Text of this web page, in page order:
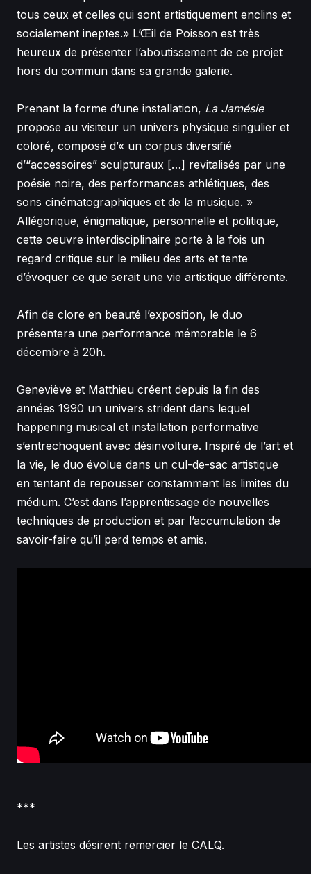
tous ceux et celles qui sont artistiquement enclins et
socialement ineptes.» L’Œil de Poisson est très
heureux de présenter l’aboutissement de ce projet
hors du commun dans sa grande galerie.
Prenant la forme d’une installation, La Jamésie
propose au visiteur un univers physique singulier et
coloré, composé d’« un corpus diversifié
d’“accessoires” sculpturaux […] revitalisés par une
poésie noire, des performances athlétiques, des
sons cinématographiques et de la musique. »
Allégorique, énigmatique, personnelle et politique,
cette oeuvre interdisciplinaire porte à la fois un
regard critique sur le milieu des arts et tente
d’évoquer ce que serait une vie artistique différente.
Afin de clore en beauté l’exposition, le duo
présentera une performance mémorable le 6
décembre à 20h.
Geneviève et Matthieu créent depuis la fin des
années 1990 un univers strident dans lequel
happening musical et installation performative
s’entrechoquent avec désinvolture. Inspiré de l’art et
la vie, le duo évolue dans un cul-de-sac artistique
en tentant de repousser constamment les limites du
médium. C’est dans l’apprentissage de nouvelles
techniques de production et par l’accumulation de
savoir-faire qu’il perd temps et amis.
***
Les artistes désirent remercier le CALQ.